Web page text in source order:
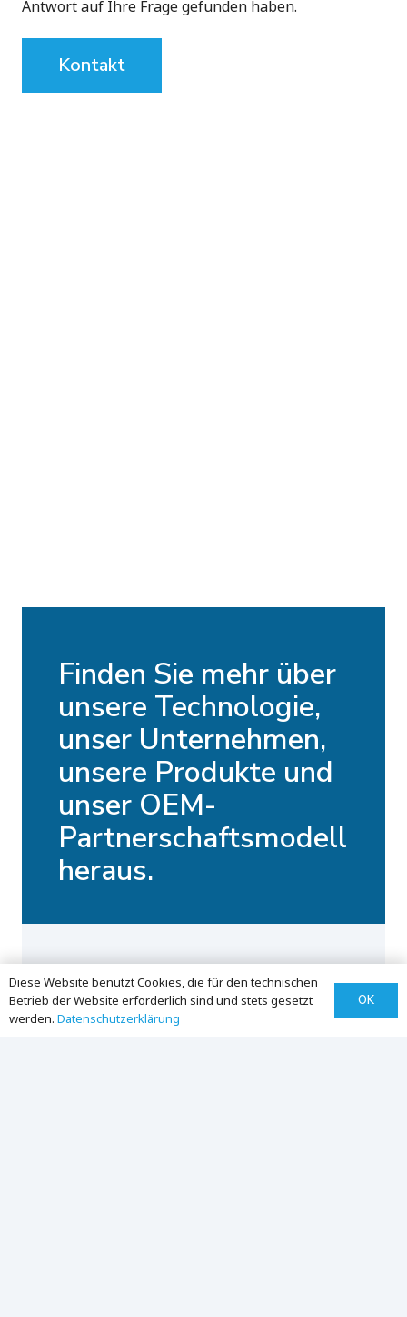
Antwort auf Ihre Frage gefunden haben.
Kontakt
Finden Sie mehr über
unsere Technologie,
unser Unternehmen,
unsere Produkte und
unser OEM-
Partnerschaftsmodell
heraus.
Technologie
Diese Website benutzt Cookies, die für den technischen
Betrieb der Website erforderlich sind und stets gesetzt
werden. Datenschutz­erklärung
OK